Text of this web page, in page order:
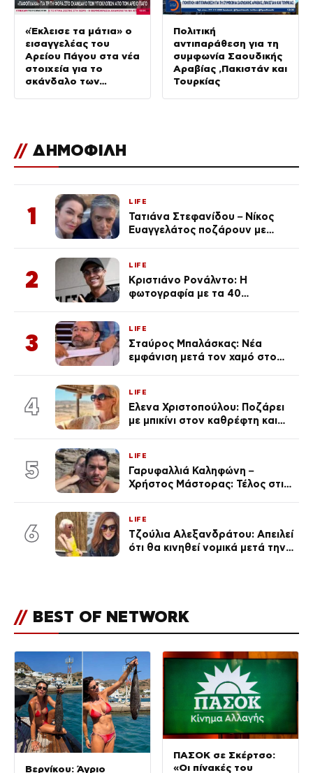
«Έκλεισε τα μάτια» ο
εισαγγελέας του
Αρείου Πάγου στα νέα
στοιχεία για το
σκάνδαλο των
Πολιτική
αντιπαράθεση για τη
συμφωνία Σαουδικής
Αραβίας ,Πακιστάν και
Τουρκίας
// ΔΗΜΟΦΙΛΗ
1
LIFE
Τατιάνα Στεφανίδου – Νίκος
Ευαγγελάτος ποζάρουν με
2
LIFE
Κριστιάνο Ρονάλντο: Η
φωτογραφία με τα 40
εκ. likes
3
LIFE
Σταύρος Μπαλάσκας: Νέα
εμφάνιση μετά τον χαμό στο
4
LIFE
Έλενα Χριστοπούλου: Ποζάρει
με μπικίνι στον καθρέφτη και
καθεμία…» (Βίντεο)
5
LIFE
Γαρυφαλλιά Καληφώνη –
Χρήστος Μάστορας: Τέλος στις
6
LIFE
Τζούλια Αλεξανδράτου: Απειλεί
ότι θα κινηθεί νομικά μετά την
// BEST OF NETWORK
Βερνίκου: Άγριο
ΠΑΣΟΚ σε Σκέρτσο:
«Οι πίνακές του